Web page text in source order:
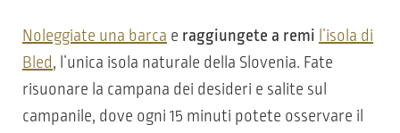
Noleggiate una barca e raggiungete a remi l’isola di
Bled , l’unica isola naturale della Slovenia. Fate
risuonare la campana dei desideri e salite sul
campanile, dove ogni 15 minuti potete osservare il